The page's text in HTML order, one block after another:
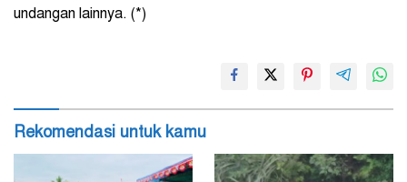
undangan lainnya. (*)
Rekomendasi untuk kamu